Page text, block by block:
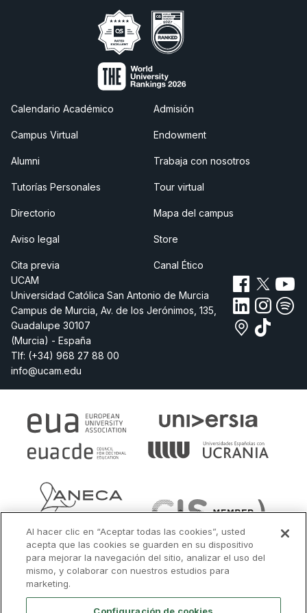
Calendario Académico
Campus Virtual
Alumni
Tutorías Personales
Directorio
Aviso legal
Cita previa
Admisión
Endowment
Trabaja con nosotros
Tour virtual
Mapa del campus
Store
Canal Ético
UCAM
Universidad Católica San Antonio de Murcia
Campus de Murcia, Av. de los Jerónimos, 135,
Guadalupe 30107
(Murcia) - España
Tlf: (+34) 968 27 88 00
info@ucam.edu
Al hacer clic en “Aceptar todas las cookies”, usted
acepta que las cookies se guarden en su dispositivo
para mejorar la navegación del sitio, analizar el uso del
mismo, y colaborar con nuestros estudios para
marketing.